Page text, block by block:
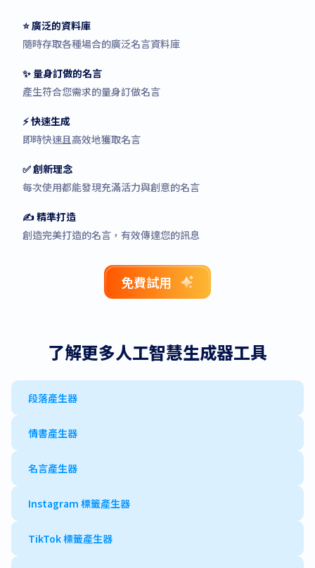
⭐ 廣泛的資料庫
隨時存取各種場合的廣泛名言資料庫
✨ 量身訂做的名言
產生符合您需求的量身訂做名言
⚡ 快速生成
即時快速且高效地獲取名言
✅ 創新理念
每次使用都能發現充滿活力與創意的名言
✍️ 精準打造
創造完美打造的名言，有效傳達您的訊息
免費試用
了解更多人工智慧生成器工具
段落產生器
情書產生器
名言產生器
Instagram 標籤產生器
TikTok 標籤產生器